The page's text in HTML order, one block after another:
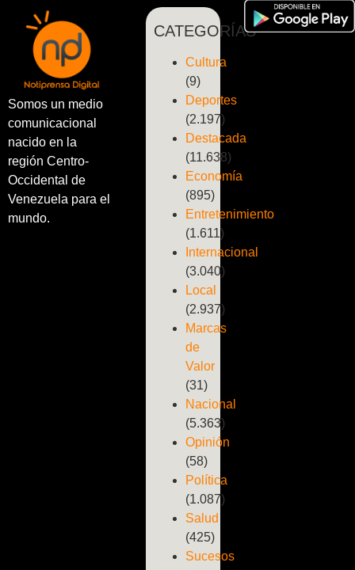
Somos un medio
comunicacional
nacido en la
región Centro-
Occidental de
Venezuela para el
mundo.
CATEGORÍAS
Cultura
(9)
Deportes
(2.197)
Destacada
(11.638)
Economía
(895)
Entretenimiento
(1.611)
Internacional
(3.040)
Local
(2.937)
Marcas
de
Valor
(31)
Nacional
(5.363)
Opinión
(58)
Política
(1.087)
Salud
(425)
Sucesos